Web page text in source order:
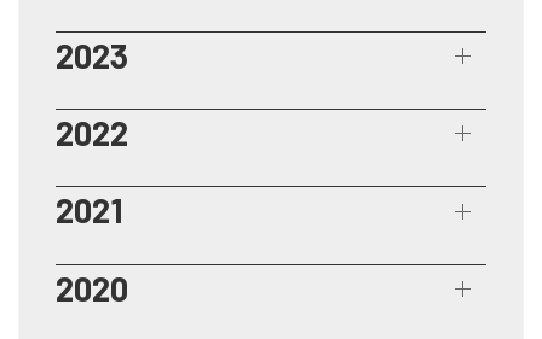
2023
2022
2021
2020